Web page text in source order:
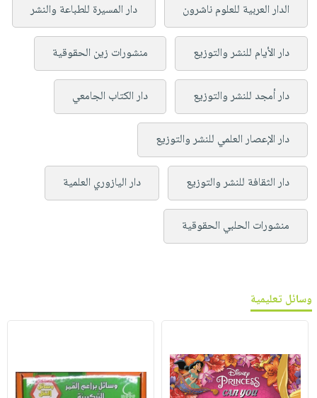
الدار العربية للعلوم ناشرون دار المسيرة للطباعة والنشر
دار الأيام للنشر والتوزيع منشورات زين الحقوقية
دار أمجد للنشر والتوزيع دار الكتاب الجامعي
دار الإعصار العلمي للنشر والتوزيع
دار الثقافة للنشر والتوزيع دار اليازوري العلمية
منشورات الحلبي الحقوقية
وسائل تعليمية